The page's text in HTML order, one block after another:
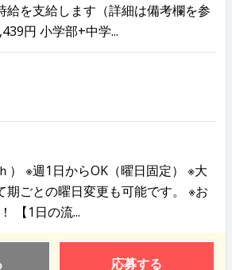
給を支給します（詳細は備考欄を参
円 小学部+中学...
） ※週1日からOK（曜日固定） ※大
期ごとの曜日変更も可能です。 ※お
【1日の流...
応募する